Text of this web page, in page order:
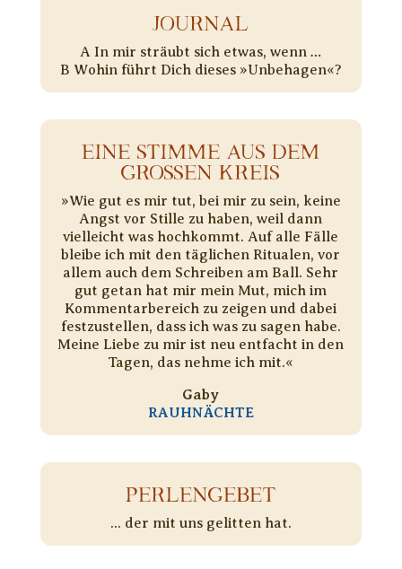
JOURNAL
A In mir sträubt sich etwas, wenn …
B Wohin führt Dich dieses »Unbehagen«?
EINE STIMME AUS DEM
GROSSEN KREIS
»Wie gut es mir tut, bei mir zu sein, keine
Angst vor Stille zu haben, weil dann
vielleicht was hochkommt. Auf alle Fälle
bleibe ich mit den täglichen Ritualen, vor
allem auch dem Schreiben am Ball. Sehr
gut getan hat mir mein Mut, mich im
Kommentarbereich zu zeigen und dabei
festzustellen, dass ich was zu sagen habe.
Meine Liebe zu mir ist neu entfacht in den
Tagen, das nehme ich mit.«
Gaby
RAUHNÄCHTE
PERLENGEBET
... der mit uns gelitten hat.